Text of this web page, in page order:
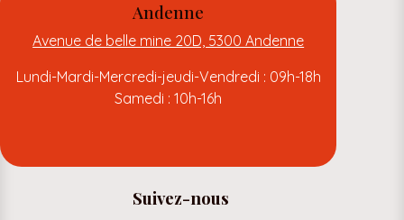
Andenne
Avenue de belle mine 20D, 5300 Andenne
Lundi-Mardi-Mercredi-jeudi-Vendredi : 09h-18h
Samedi : 10h-16h
Suivez-nous